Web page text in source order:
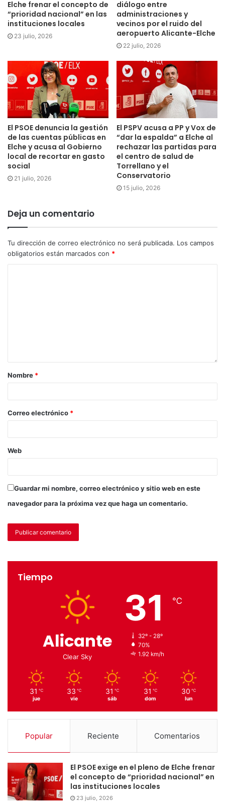
Elche frenar el concepto de
“prioridad nacional” en las
instituciones locales
23 julio, 2026
diálogo entre
administraciones y
vecinos por el ruido del
aeropuerto Alicante-Elche
22 julio, 2026
El PSOE denuncia la gestión
de las cuentas públicas en
Elche y acusa al Gobierno
local de recortar en gasto
social
21 julio, 2026
El PSPV acusa a PP y Vox de
“dar la espalda” a Elche al
rechazar las partidas para
el centro de salud de
Torrellano y el
Conservatorio
15 julio, 2026
Deja un comentario
Tu dirección de correo electrónico no será publicada. Los campos
obligatorios están marcados con *
Nombre *
Correo electrónico *
Web
Guardar mi nombre, correo electrónico y sitio web en este
navegador para la próxima vez que haga un comentario.
Tiempo
Alicante
Clear Sky
31 ℃
32º - 28º
70%
1.92 km/h
31 ℃
jue
33 ℃
vie
31 ℃
sáb
31 ℃
dom
30 ℃
lun
Popular Reciente Comentarios
El PSOE exige en el pleno de Elche frenar
el concepto de “prioridad nacional” en
las instituciones locales
23 julio, 2026